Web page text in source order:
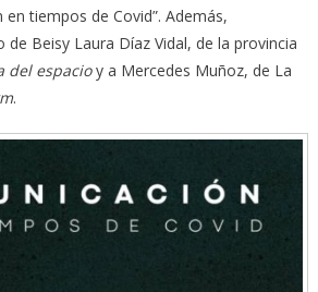
en tiempos de Covid”. Además,
Beisy Laura Díaz Vidal, de la provincia
del espacioy a Mercedes Muñoz, de La
.